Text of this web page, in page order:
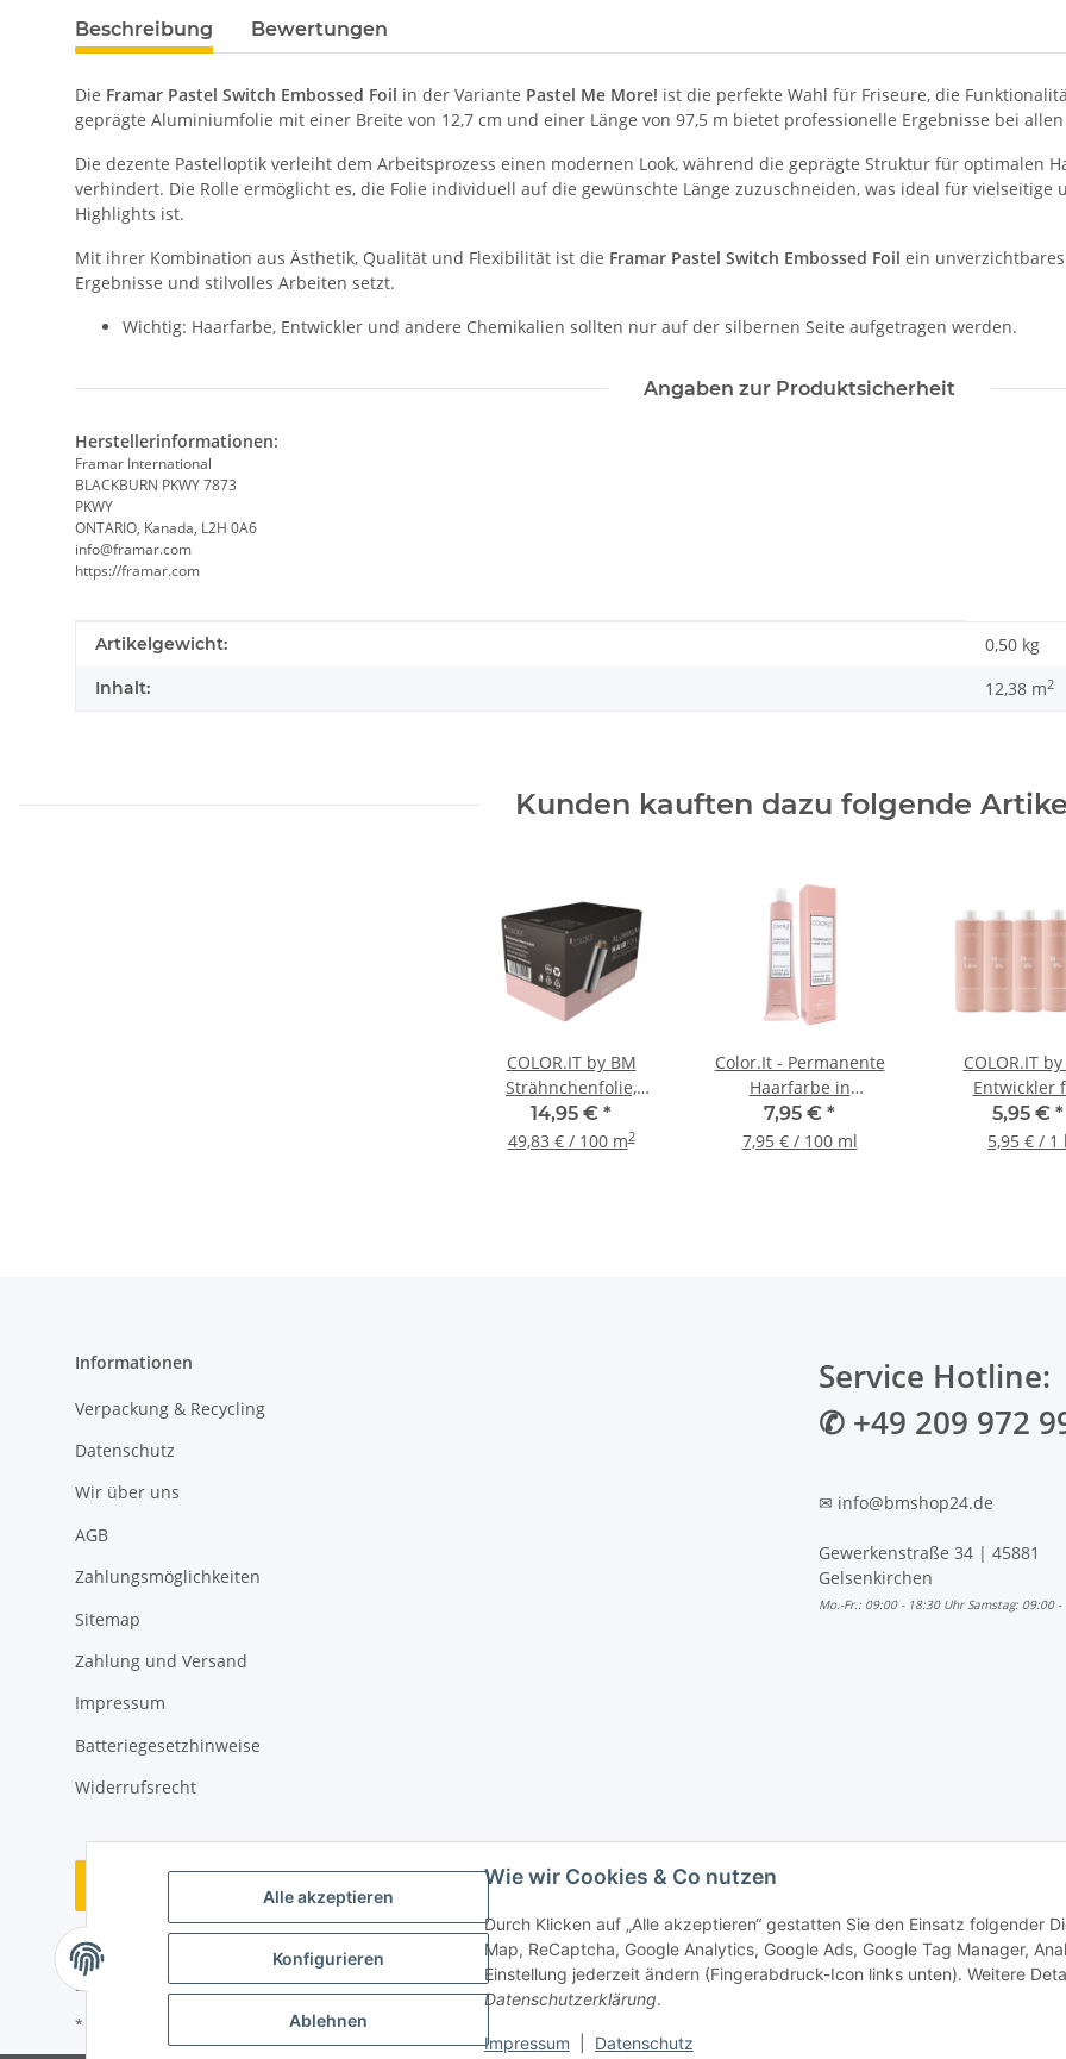
Alle akzeptieren
Konfigurieren
Ablehnen
Wie wir Cookies & Co nutzen
Durch Klicken auf „Alle akzeptieren“ gestatten Sie den Einsatz folgender
Map, ReCaptcha, Google Analytics, Google Ads, Google Tag Manager,
Einstellung jederzeit ändern (Fingerabdruck-Icon links unten). Weitere
Datenschutzerklärung.
Impressum Datenschutz
Beschreibung Bewertungen
Die Framar Pastel Switch Embossed Foil in der Variante Pastel Me More! ist die perfekte Wahl für Friseure, die
geprägte Aluminiumfolie mit einer Breite von 12,7 cm und einer Länge von 97,5 m bietet professionelle Ergebnisse bei
Die dezente Pastelloptik verleiht dem Arbeitsprozess einen modernen Look, während die geprägte Struktur für optimalen
verhindert. Die Rolle ermöglicht es, die Folie individuell auf die gewünschte Länge zuzuschneiden, was ideal für vielseitige
Highlights ist.
Mit ihrer Kombination aus Ästhetik, Qualität und Flexibilität ist die Framar Pastel Switch Embossed Foil ein
Ergebnisse und stilvolles Arbeiten setzt.
Wichtig: Haarfarbe, Entwickler und andere Chemikalien sollten nur auf der silbernen Seite aufgetragen werden.
Angaben zur Produktsicherheit
Herstellerinformationen:
Framar International
BLACKBURN PKWY 7873
PKWY
ONTARIO, Kanada, L2H 0A6
info@framar.com
https://framar.com
Produkteigenschaft
Wert
Artikelgewicht: 0,50 kg
Inhalt: 12,38 m2
Kunden kauften dazu folgende
COLOR.IT by BM
Strähnchenfolie,
Haarfolie Friseur
Alufolie 250m x 12cm x
14,95 € *
49,83 € / 100 m2
Color.It - Permanente
Haarfarbe in
Salonqualität, 100ml
7,95 € *
7,95 € / 100 ml
COLOR.IT
Entwickler
Haarfarben
Keratin &
5,95 € *
5,95 € / 1
Informationen
Verpackung & Recycling
Datenschutz
Wir über uns
AGB
Zahlungsmöglichkeiten
Sitemap
Zahlung und Versand
Impressum
Batteriegesetzhinweise
Widerrufsrecht
Service Hotline:
✆ +49 209 972
✉ info@bmshop24.de
Gewerkenstraße 34 | 45881
Gelsenkirchen
Mo.-Fr.: 09:00 - 18:30 Uhr Samstag: 09:00
Vertrag widerrufen
* Alle Preise inkl. gesetzlicher USt., zzgl.Versand